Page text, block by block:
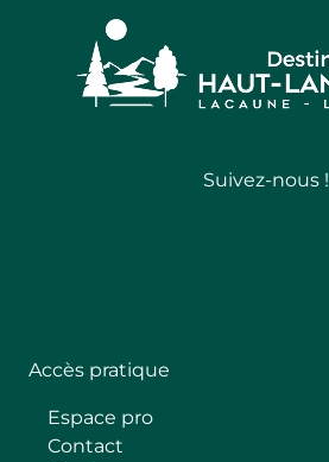
Suivez-nous !
Accès pratique
Espace pro
Contact